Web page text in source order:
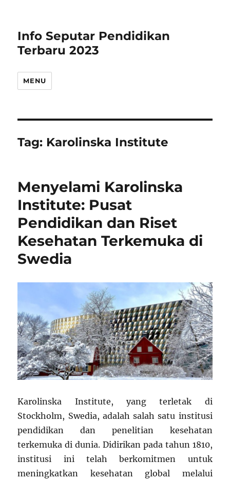
Info Seputar Pendidikan
Terbaru 2023
MENU
Tag: Karolinska Institute
Menyelami Karolinska
Institute: Pusat
Pendidikan dan Riset
Kesehatan Terkemuka di
Swedia
Karolinska Institute, yang terletak di
Stockholm, Swedia, adalah salah satu institusi
pendidikan dan penelitian kesehatan
terkemuka di dunia. Didirikan pada tahun 1810,
institusi ini telah berkomitmen untuk
meningkatkan kesehatan global melalui